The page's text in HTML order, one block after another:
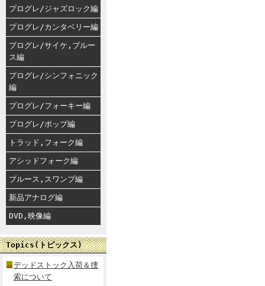
プログレ/ジャズロック編
プログレ/カンタベリー編
プログレ/サイケ,ブルー
ス編
プログレ/シンフォニック
編
プログレ/フォーキー編
プログレ/ポップ編
トラッド,フォーク編
アシッドフォーク編
ブルース,スワンプ編
新品アナログ編
DVD,映像編
Topics(トピックス)
デッドストック入荷＆捜
索について